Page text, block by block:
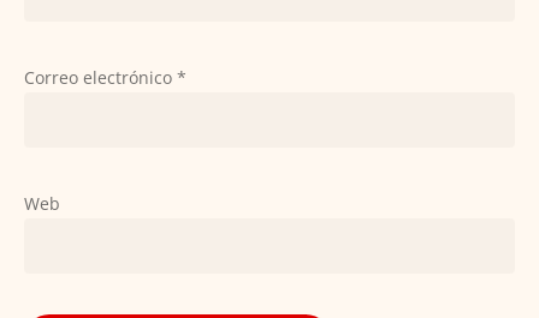
Correo electrónico *
Web